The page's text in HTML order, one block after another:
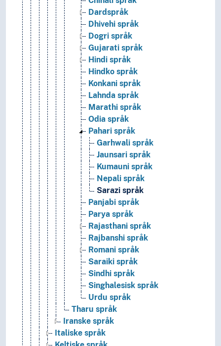
Dardspråk
Dhivehi språk
Dogri språk
Gujarati språk
Hindi språk
Hindko språk
Konkani språk
Lahnda språk
Marathi språk
Odia språk
Pahari språk
Garhwali språk
Jaunsari språk
Kumauni språk
Nepali språk
Sarazi språk
Panjabi språk
Parya språk
Rajasthani språk
Rajbanshi språk
Romani språk
Saraiki språk
Sindhi språk
Singhalesisk språk
Urdu språk
Tharu språk
Iranske språk
Italiske språk